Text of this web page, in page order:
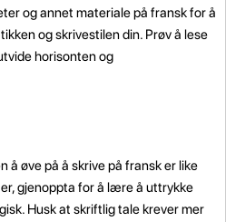
og annet materiale på fransk for å
og skrivestilen din. Prøv å lese
horisonten og
å øve på å skrive på fransk er like
gjenoppta for å lære å uttrykke
Husk at skriftlig tale krever mer